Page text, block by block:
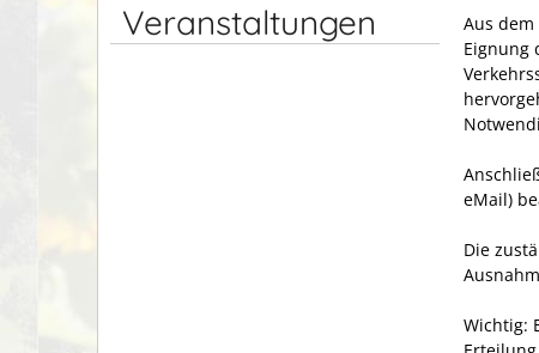
Veranstaltungen
Aus
Eignung
eMail)
Die
Wichtig: